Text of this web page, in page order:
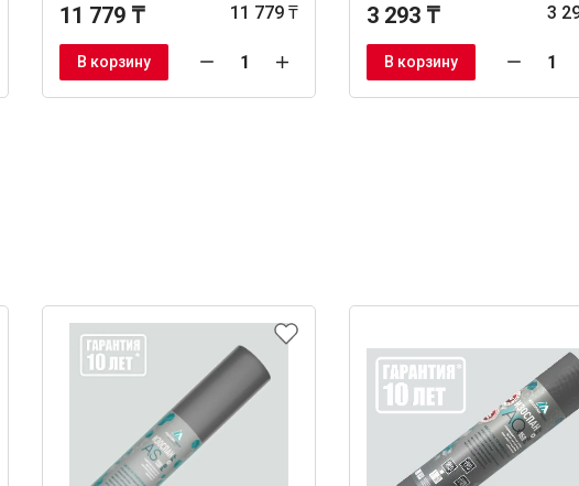
11 779 ₸ 11 779 ₸
В корзину
3 293 ₸ 3
В корзину